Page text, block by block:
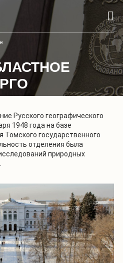
Русского географического
1948 года на базе
Томского государственного
отделения была
природных